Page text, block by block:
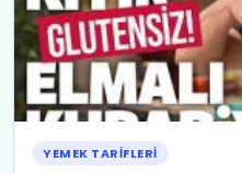
YEMEK TARIFLERI